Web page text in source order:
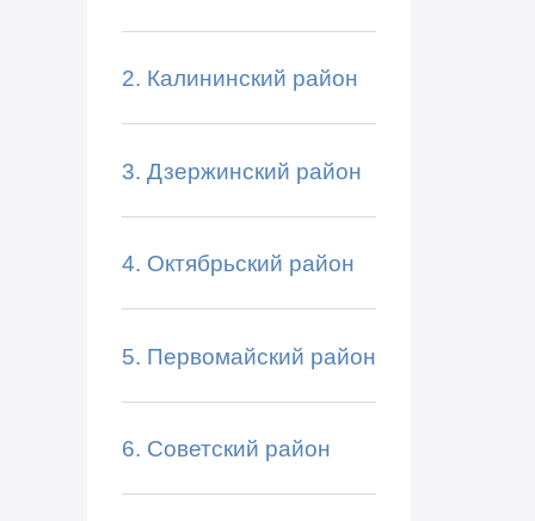
2. Калининский район
3. Дзержинский район
4. Октябрьский район
5. Первомайский район
6. Советский район